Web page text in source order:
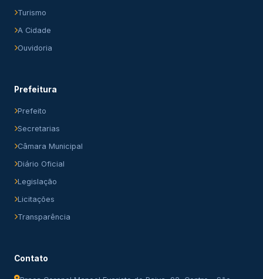
Turismo
A Cidade
Ouvidoria
Prefeitura
Prefeito
Secretarias
Câmara Municipal
Diário Oficial
Legislação
Licitações
Transparência
Contato